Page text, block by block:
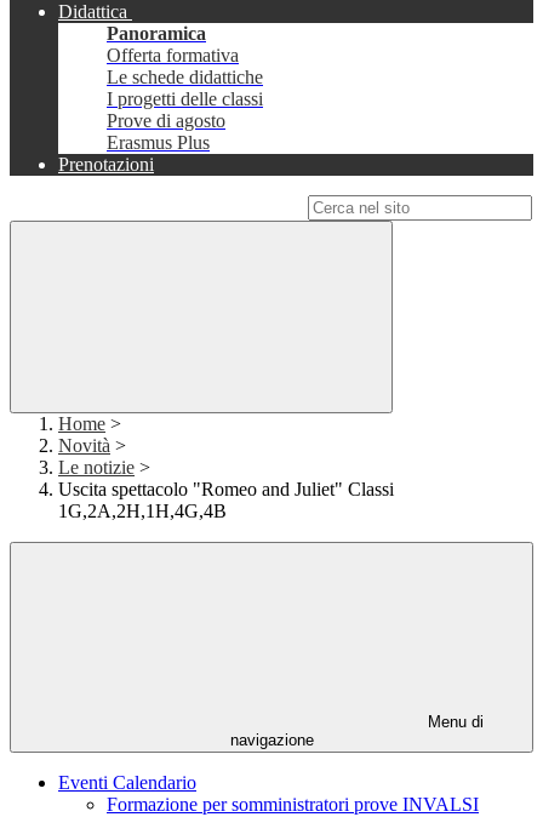
Didattica
Panoramica
Offerta formativa
Le schede didattiche
I progetti delle classi
Prove di agosto
Erasmus Plus
Prenotazioni
Home >
Novità >
Le notizie >
Uscita spettacolo "Romeo and Juliet" Classi
1G,2A,2H,1H,4G,4B
Menu di
navigazione
Eventi Calendario
Formazione per somministratori prove INVALSI